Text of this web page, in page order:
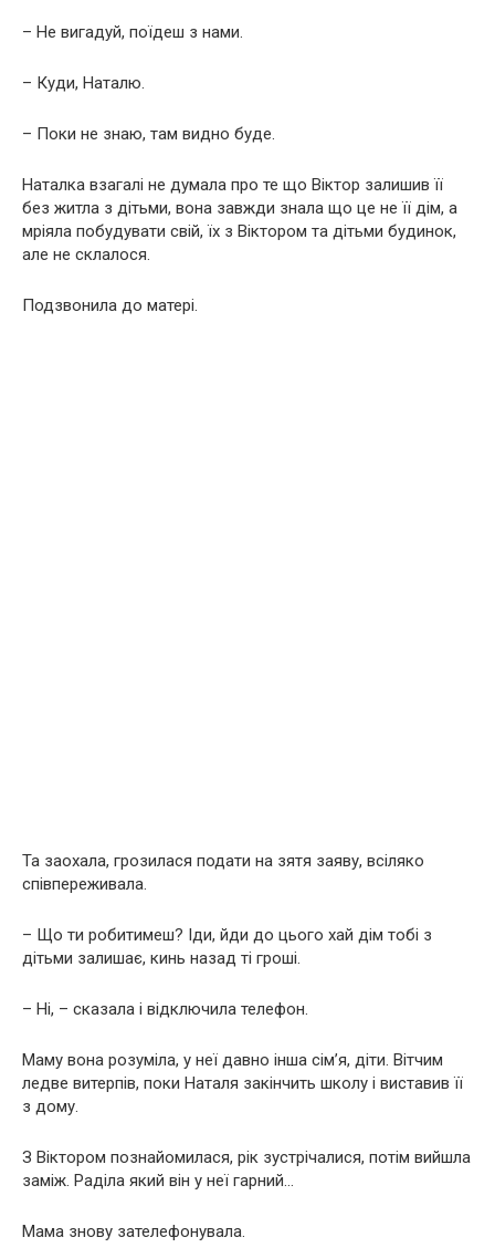
– Не вигадуй, поїдеш з нами.
– Куди, Наталю.
– Поки не знаю, там видно буде.
Наталка взагалі не думала про те що Віктор залишив її
без житла з дітьми, вона завжди знала що це не її дім, а
мріяла побудувати свій, їх з Віктором та дітьми будинок,
але не склалося.
Подзвонила до матері.
Та заохала, грозилася подати на зятя заяву, всіляко
співпереживала.
– Що ти робитимеш? Іди, йди до цього хай дім тобі з
дітьми залишає, кинь назад ті гроші.
– Ні, – сказала і відключила телефон.
Маму вона розуміла, у неї давно інша сім’я, діти. Вітчим
ледве витерпів, поки Наталя закінчить школу і виставив її
з дому.
З Віктором познайомилася, рік зустрічалися, потім вийшла
заміж. Раділа який він у неї гарний…
Мама знову зателефонувала.